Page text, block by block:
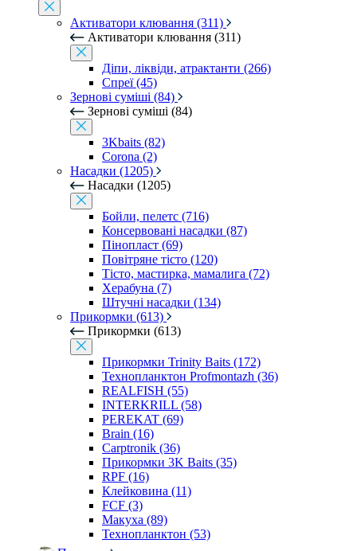
Активатори клювання (311)
Активатори клювання (311)
Діпи, ліквіди, атрактанти (266)
Спреї (45)
Зернові суміші (84)
Зернові суміші (84)
3Kbaits (82)
Corona (2)
Насадки (1205)
Насадки (1205)
Бойли, пелетс (716)
Консервовані насадки (87)
Пінопласт (69)
Повітряне тісто (120)
Тісто, мастирка, мамалига (72)
Херабуна (7)
Штучні насадки (134)
Прикормки (613)
Прикормки (613)
Прикормки Trinity Baits (172)
Технопланктон Profmontazh (36)
REALFISH (55)
INTERKRILL (58)
PEREKAT (69)
Brain (16)
Carptronik (36)
Прикормки 3K Baits (35)
RPF (16)
Клейковина (11)
FCF (3)
Макуха (89)
Технопланктон (53)